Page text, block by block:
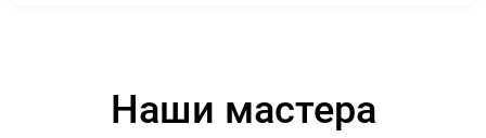
Наши мастера